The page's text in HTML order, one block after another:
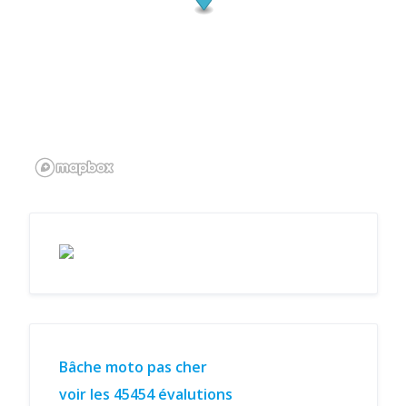
Bâche moto pas cher
voir les 45454 évalutions